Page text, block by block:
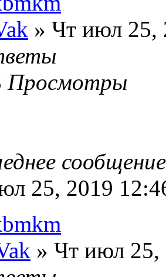
» Чт июл 25,
Просмотры
25, 2019
» Чт июл 25,